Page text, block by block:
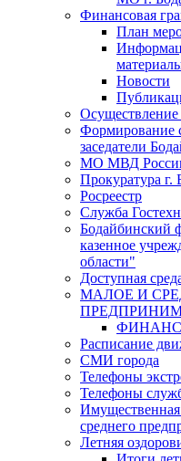
Финансовая
План
Новости
Осуществление
Формирование
заседатели
МО МВД
Прокуратура г.
Росреестр
Служба
Бодайбинский
казенное
области"
Доступная
МАЛОЕ И
Расписание
СМИ города
Телефоны
Телефоны
Имущественная
среднего
Летняя